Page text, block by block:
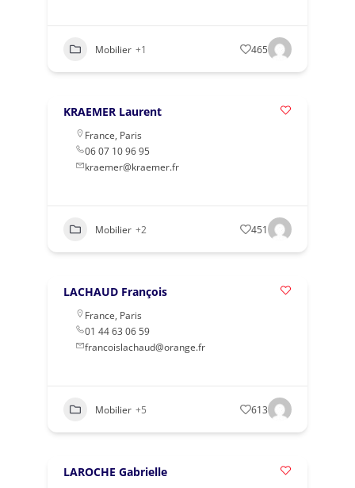
Mobilier +1 465
KRAEMER Laurent
France, Paris
06 07 10 96 95
kraemer@kraemer.fr
Mobilier +2 451
LACHAUD François
France, Paris
01 44 63 06 59
francoislachaud@orange.fr
Mobilier +5 613
LAROCHE Gabrielle